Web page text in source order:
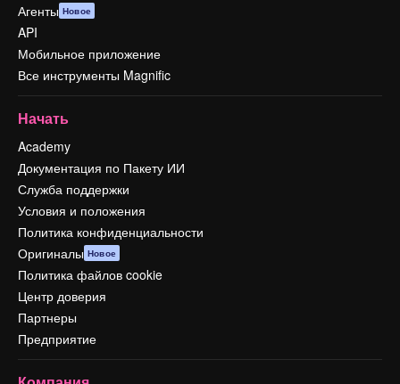
Агенты Новое
API
Мобильное приложение
Все инструменты Magnific
Начать
Academy
Документация по Пакету ИИ
Служба поддержки
Условия и положения
Политика конфиденциальности
Оригиналы Новое
Политика файлов cookie
Центр доверия
Партнеры
Предприятие